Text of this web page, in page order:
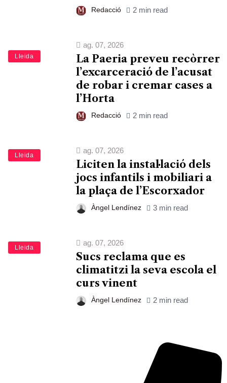
Redacció 2 min read
Lleida
ag. 07, 2026
La Paeria preveu recòrrer
l’excarceració de l’acusat
de robar i cremar cases a
l’Horta
Redacció 2 min read
Lleida
ag. 07, 2026
Liciten la instal·lació dels
jocs infantils i mobiliari a
la plaça de l’Escorxador
Àngel Lendínez 3 min read
Lleida
ag. 07, 2026
Sucs reclama que es
climatitzi la seva escola el
curs vinent
Àngel Lendínez 2 min read